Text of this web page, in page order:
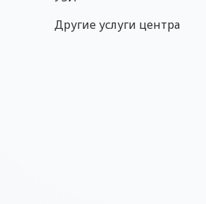
Другие услуги центра